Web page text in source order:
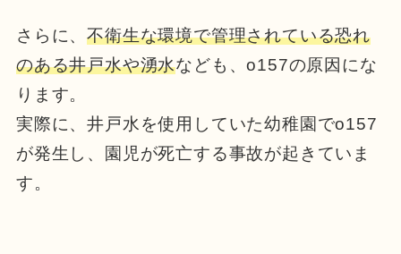
さらに、不衛生な環境で管理されている恐れ
のある井戸水や湧水なども、o157の原因にな
ります。
実際に、井戸水を使用していた幼稚園でo157
が発生し、園児が死亡する事故が起きていま
す。